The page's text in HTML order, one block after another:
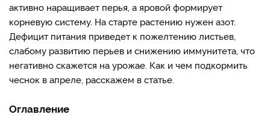
активно наращивает перья, а яровой формирует
корневую систему. На старте растению нужен азот.
Дефицит питания приведет к пожелтению листьев,
слабому развитию перьев и снижению иммунитета, что
негативно скажется на урожае. Как и чем подкормить
чеснок в апреле, расскажем в статье.
Оглавление